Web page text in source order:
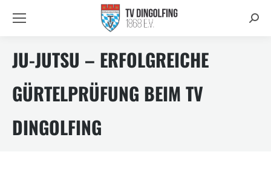
JU-JUTSU – ERFOLGREICHE
GÜRTELPRÜFUNG BEIM TV
DINGOLFING